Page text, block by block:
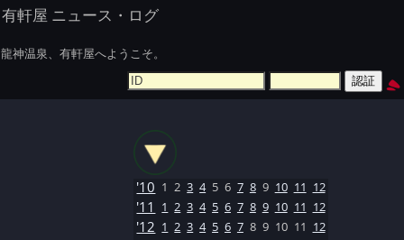
有軒屋 ニュース・ログ
龍神温泉、有軒屋へようこそ。
'10 1 2 3 4 5 6 7 8 9 10 11 12
'11 1 2 3 4 5 6 7 8 9 10 11 12
'12 1 2 3 4 5 6 7 8 9 10 11 12